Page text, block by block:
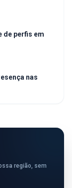
de perfis em
nas
região, sem